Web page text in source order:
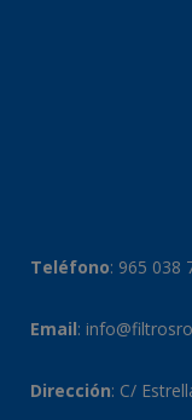
Teléfono: 965 038
Email:
Dirección: C/